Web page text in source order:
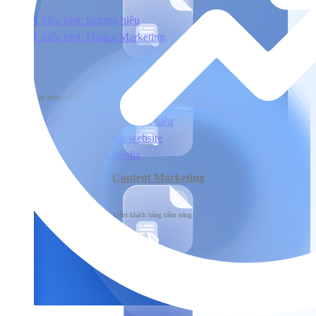
Chiến lược thương hiệu
Chiến lược Digital Marketing
Xây dựng trải nghiệm người dùng đầu cuối tương tác với sản phẩm & dịch vụ
Thiết kế nhận diện thương hiệu
Thiết kế & Lập trình website
Xây dựng Social Media
Phát triển
Phát triển thương hiệu, tìm kiếm khách hàng tiềm năng
SEO
Content Marketing
Social Marketing
Sản xuất hình ảnh & Video
Quảng cáo trả phí
Brand Marketing
Content Marketing